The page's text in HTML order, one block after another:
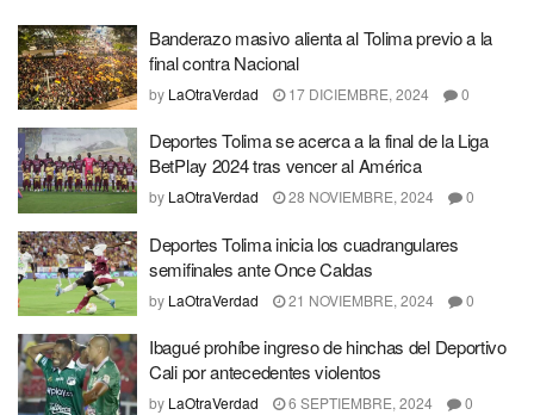
Banderazo masivo alienta al Tolima previo a la
final contra Nacional
by LaOtraVerdad 17 DICIEMBRE, 2024 0
Deportes Tolima se acerca a la final de la Liga
BetPlay 2024 tras vencer al América
by LaOtraVerdad 28 NOVIEMBRE, 2024 0
Deportes Tolima inicia los cuadrangulares
semifinales ante Once Caldas
by LaOtraVerdad 21 NOVIEMBRE, 2024 0
Ibagué prohíbe ingreso de hinchas del Deportivo
Cali por antecedentes violentos
by LaOtraVerdad 6 SEPTIEMBRE, 2024 0